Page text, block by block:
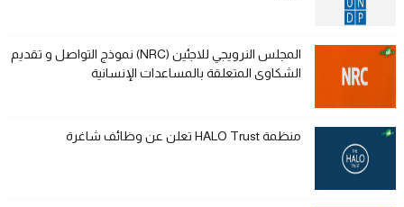
المجلس النرويجي للاجئين (NRC) نموذج التواصل و تقديم
الشكاوى المتعلقة بالمساعدات الإنسانية
منظمة HALO Trust تعلن عن وظائف شاغرة